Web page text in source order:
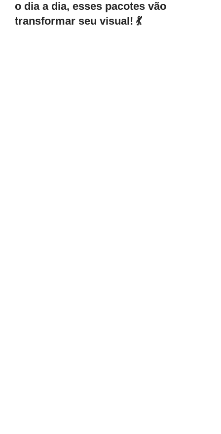
o dia a dia, esses pacotes vão
transformar seu visual! 💃